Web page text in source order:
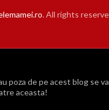
. All rights
poza de pe acest blog se
aceasta!